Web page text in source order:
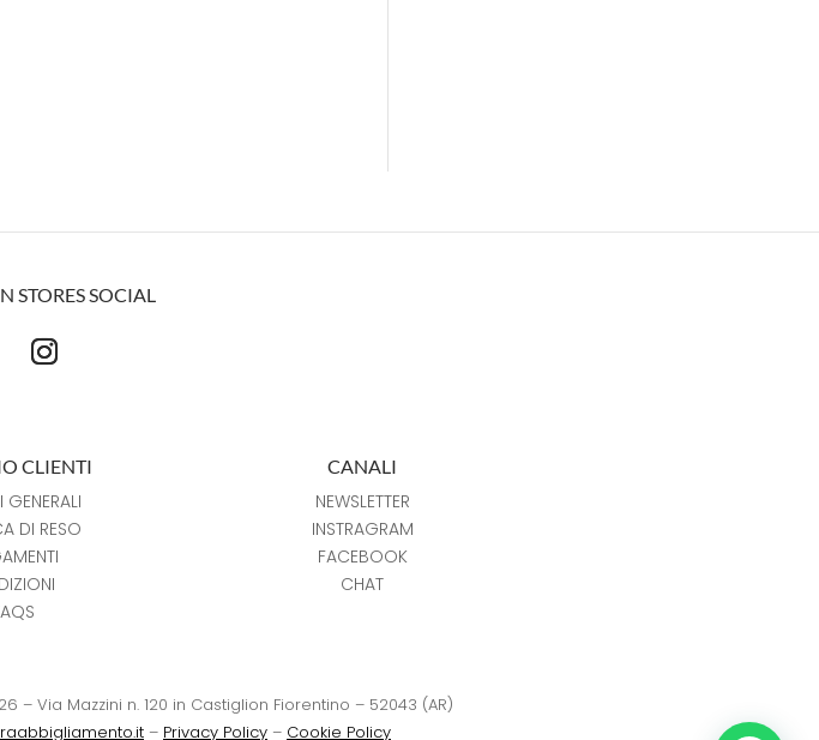
STORES SOCIAL
CLIENTI
GENERALI
DI RESO
CANALI
NEWSLETTER
INSTRAGRAM
FACEBOOK
CHAT
– Via Mazzini n. 120 in Castiglion Fiorentino – 52043 (AR)
– Privacy Policy – Cookie Policy